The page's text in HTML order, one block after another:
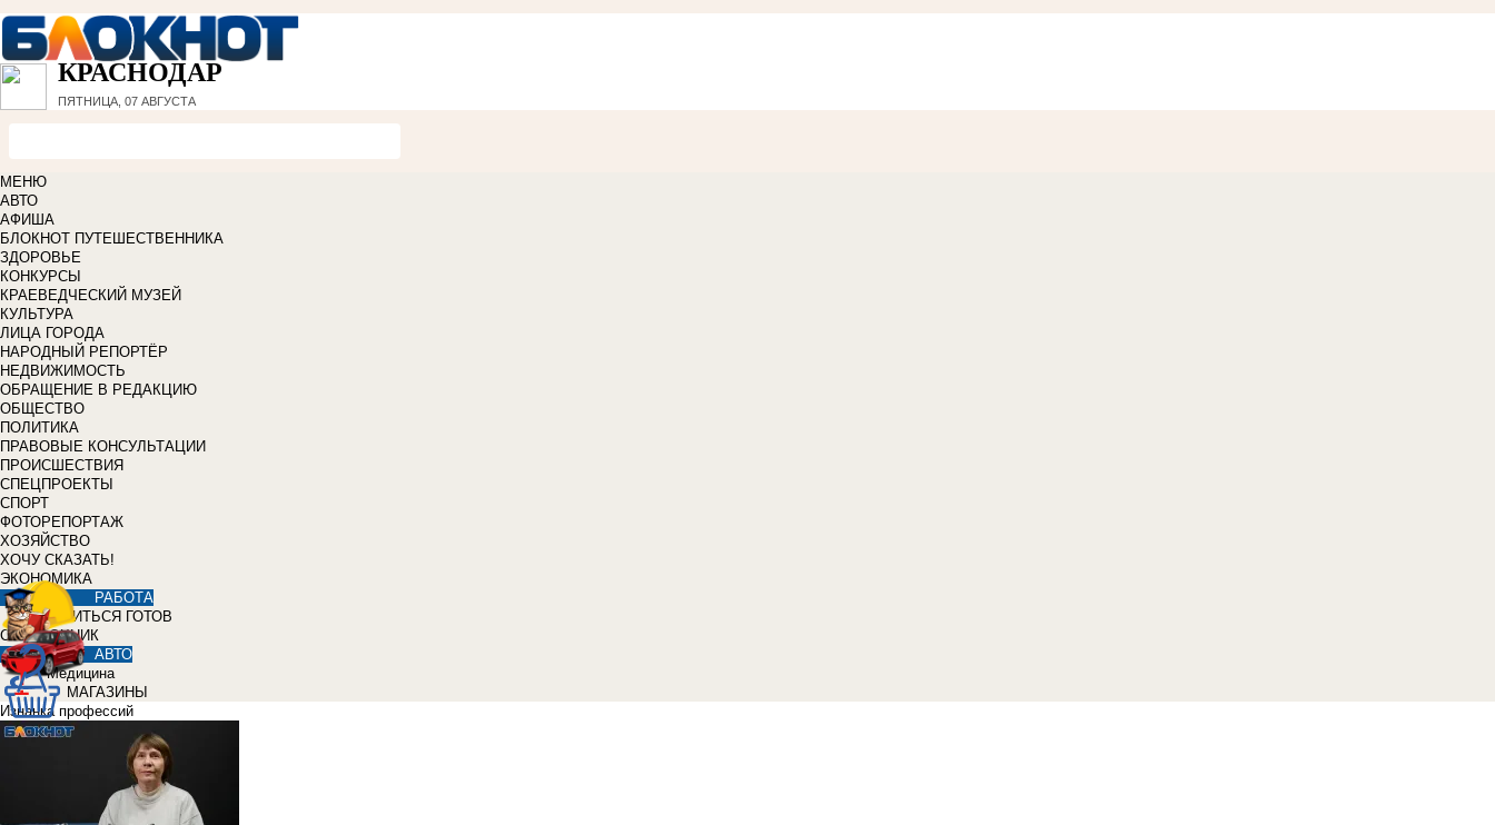
КРАСНОДАР
ПЯТНИЦА, 07 АВГУСТА
МЕНЮ
АВТО
АФИША
БЛОКНОТ ПУТЕШЕСТВЕННИКА
ЗДОРОВЬЕ
КОНКУРСЫ
КРАЕВЕДЧЕСКИЙ МУЗЕЙ
КУЛЬТУРА
ЛИЦА ГОРОДА
НАРОДНЫЙ РЕПОРТЁР
НЕДВИЖИМОСТЬ
ОБРАЩЕНИЕ В РЕДАКЦИЮ
ОБЩЕСТВО
ПОЛИТИКА
ПРАВОВЫЕ КОНСУЛЬТАЦИИ
ПРОИСШЕСТВИЯ
СПЕЦПРОЕКТЫ
СПОРТ
ФОТОРЕПОРТАЖ
ХОЗЯЙСТВО
ХОЧУ СКАЗАТЬ!
ЭКОНОМИКА
РАБОТА
УЧИТЬСЯ ГОТОВ
СПРАВОЧНИК
АВТО
Медицина
МАГАЗИНЫ
Изнанка профессий